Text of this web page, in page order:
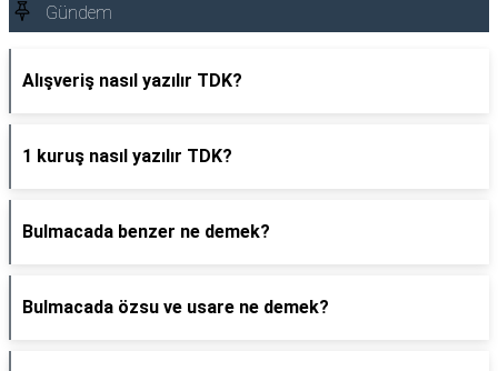
Gündem
Alışveriş nasıl yazılır TDK?
1 kuruş nasıl yazılır TDK?
Bulmacada benzer ne demek?
Bulmacada özsu ve usare ne demek?